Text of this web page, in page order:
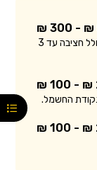
המחיר מתייחס להתקנת נקודת תאורה חדשה, כולל חציבה עד 3
החשמל.